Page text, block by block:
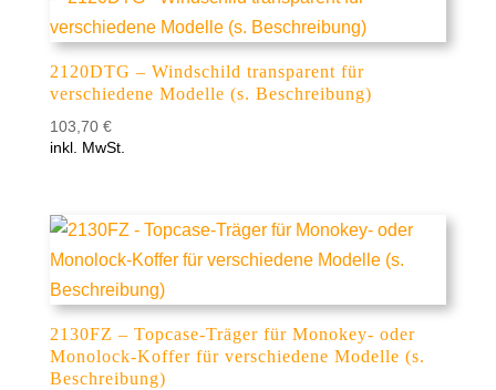
2120DTG – Windschild transparent für
verschiedene Modelle (s. Beschreibung)
103,70 €
inkl. MwSt.
2130FZ – Topcase-Träger für Monokey- oder
Monolock-Koffer für verschiedene Modelle (s.
Beschreibung)